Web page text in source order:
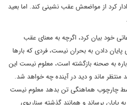
کرد از مواضعش عقب نشینی کند. اما بعید
خود بیان کرد، اگرچه به معنای عقب
دادن به بحران نیست، فردی که بارها
به صحنه بازگشته است، معلوم نیست این
منتظر ماند و دید در آینده چه خواهد شد.
چارچوب هماهنگی تن بدهد معلوم نیست